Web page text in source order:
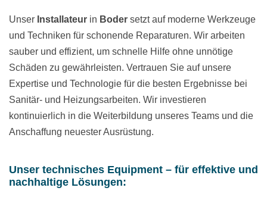
Unser Installateur in Boder setzt auf moderne Werkzeuge
und Techniken für schonende Reparaturen. Wir arbeiten
sauber und effizient, um schnelle Hilfe ohne unnötige
Schäden zu gewährleisten. Vertrauen Sie auf unsere
Expertise und Technologie für die besten Ergebnisse bei
Sanitär- und Heizungsarbeiten. Wir investieren
kontinuierlich in die Weiterbildung unseres Teams und die
Anschaffung neuester Ausrüstung.
Unser technisches Equipment – für effektive und
nachhaltige Lösungen: